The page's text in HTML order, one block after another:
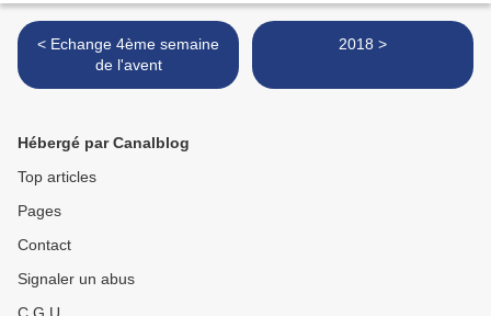
< Echange 4ème semaine
de l'avent
2018 >
Hébergé par Canalblog
Top articles
Pages
Contact
Signaler un abus